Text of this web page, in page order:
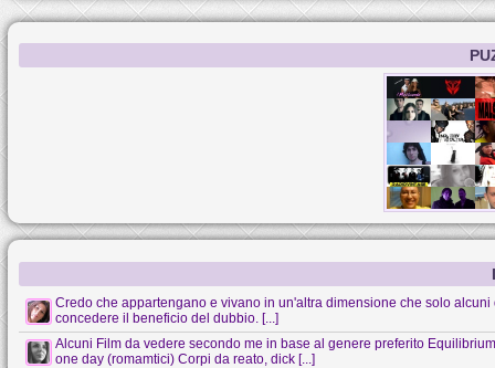
Credo che appartengano e vivano in un'altra dimensione che solo
concedere il beneficio del dubbio. [...]
Alcuni Film da vedere secondo me in base al genere preferito
one day (romamtici) Corpi da reato, dick [...]